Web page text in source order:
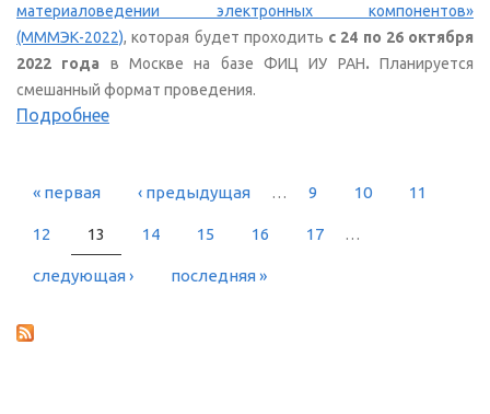
материаловедении электронных компонентов»
(МММЭК-2022), которая будет проходить с 24 по 26 октября
2022 года в Москве на базе ФИЦ ИУ РАН.Планируется
смешанный формат проведения.
Подробнее
СТРАНИЦЫ
« первая ‹ предыдущая … 9 10 11
12 13 14 15 16 17 …
следующая › последняя »